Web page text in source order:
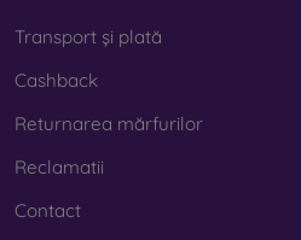
Transport și plată
Cashback
Returnarea mărfurilor
Reclamatii
Contact